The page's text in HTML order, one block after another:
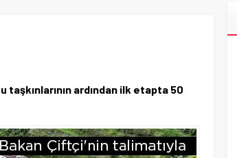
HATALAR
taşkınlarının ardından ilk etapta 50